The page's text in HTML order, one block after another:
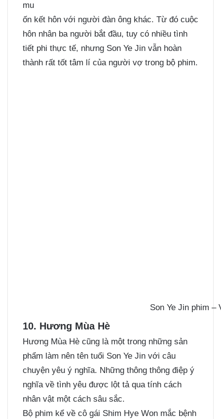
mu
ốn kết hôn với người đàn ông khác. Từ đó cuộc
hôn nhân ba người bắt đầu, tuy có nhiều tình
tiết phi thực tế, nhưng Son Ye Jin vẫn hoàn
thành rất tốt tâm lí của người vợ trong bộ phim.
Son Ye Jin phim –
10. Hương Mùa Hè
Hương Mùa Hè cũng là một trong những sản
phẩm làm nên tên tuổi Son Ye Jin với câu
chuyện yêu ý nghĩa. Những thông thông điệp ý
nghĩa về tình yêu được lột tả qua tính cách
nhân vật một cách sâu sắc.
Bộ phim kể về cô gái Shim Hye Won mắc bệnh